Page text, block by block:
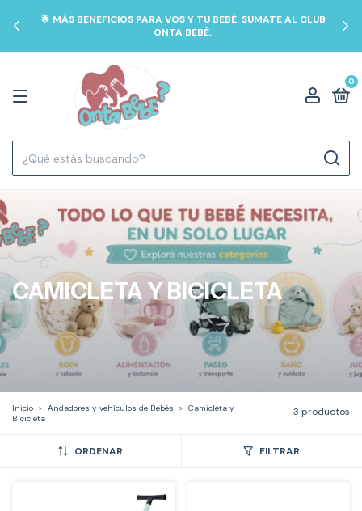
🌟 MÁS BENEFICIOS PARA VOS Y TU BEBÉ. SUMATE AL CLUB
ONTA BEBÉ.
0
CAMICLETA Y BICICLETA
Inicio > Andadores y vehículos de Bebés >
Camicleta y
Bicicleta
3 productos
ORDENAR FILTRAR